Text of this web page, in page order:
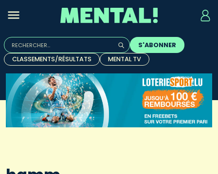
Rechercher :
Quand les résultats de l'auto-complétion sont
S'ABONNER
CLASSEMENTS/RÉSULTATS
MENTAL TV